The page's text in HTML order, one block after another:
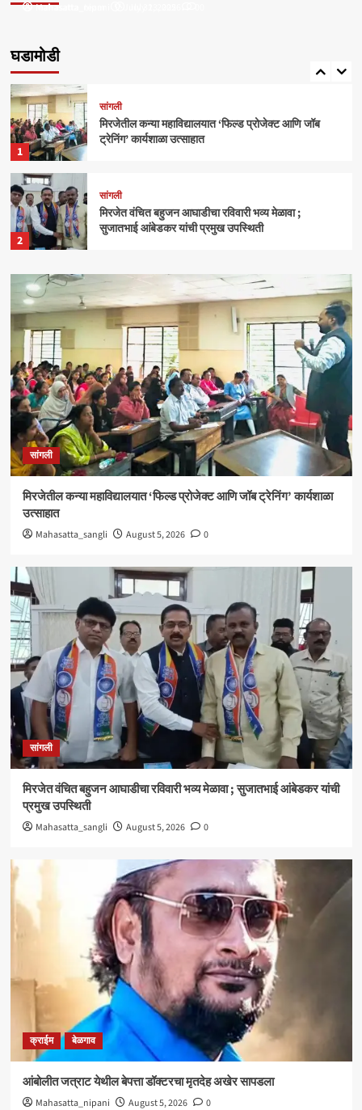
Mahasatta_nipani
mahasatta_team
घडामोडी
5
1
सांगली
मिरजेतील कन्या महाविद्यालयात ‘फिल्ड प्रोजेक्ट आणि जॉब
ट्रेनिंग’ कार्यशाळा उत्साहात
2
सांगली
मिरजेत वंचित बहुजन आघाडीचा रविवारी भव्य मेळावा ;
सुजातभाई आंबेडकर यांची प्रमुख उपस्थिती
3
क्राईम बेळगाव
आंबोलीत जत्राट येथील बेपत्ता डॉक्टरचा मृतदेह अखेर सापडला
4
सांगली
विद्यावाचस्पती गुरुदेव शंकर अभ्यंकर यांना ‘कलातपस्वी’
पुरस्कार प्रदान
5
सांगली
मिरजेतील आयडियल स्मार्ट स्कूलमध्ये दहावीच्या विद्यार्थी
मंत्रिमंडळाचा पदग्रहण सोहळा
1
मिरजेतील कन्या महाविद्यालयात ‘फिल्ड प्रोजेक्ट आणि जॉब
ट्रेनिंग’ कार्यशाळा उत्साहात
2
सांगली
मिरजेत वंचित बहुजन आघाडीचा रविवारी भव्य मेळावा ;
सुजातभाई आंबेडकर यांची प्रमुख उपस्थिती
3
क्राईम बेळगाव
आंबोलीत जत्राट येथील बेपत्ता डॉक्टरचा मृतदेह अखेर सापडला
4
सांगली
विद्यावाचस्पती गुरुदेव शंकर अभ्यंकर यांना ‘कलातपस्वी’
सांगली
मिरजेतील आयडियल स्मार्ट स्कूलमध्ये दहावीच्या विद्यार्थी
मंत्रिमंडळाचा पदग्रहण सोहळा
सांगली
मिरजेतील कन्या महाविद्यालयात ‘फिल्ड प्रोजेक्ट आणि जॉब ट्रेनिंग’ कार्यशाळा
उत्साहात
Mahasatta_sangli August 5, 2026 0
सांगली
मिरजेत वंचित बहुजन आघाडीचा रविवारी भव्य मेळावा ; सुजातभाई आंबेडकर यांची
प्रमुख उपस्थिती
Mahasatta_sangli August 5, 2026 0
क्राईम बेळगाव
आंबोलीत जत्राट येथील बेपत्ता डॉक्टरचा मृतदेह अखेर सापडला
Mahasatta_nipani August 5, 2026 0